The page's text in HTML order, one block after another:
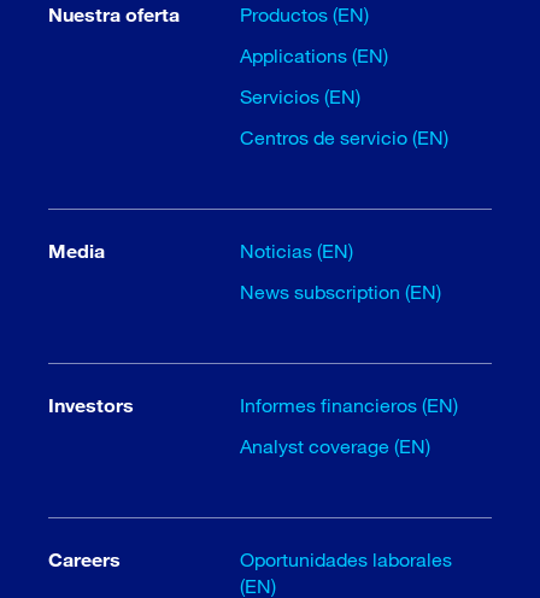
Nuestra oferta
Productos (EN)
Applications (EN)
Servicios (EN)
Centros de servicio (EN)
Media
Noticias (EN)
News subscription (EN)
Investors
Informes financieros (EN)
Analyst coverage (EN)
Careers
Oportunidades laborales
(EN)